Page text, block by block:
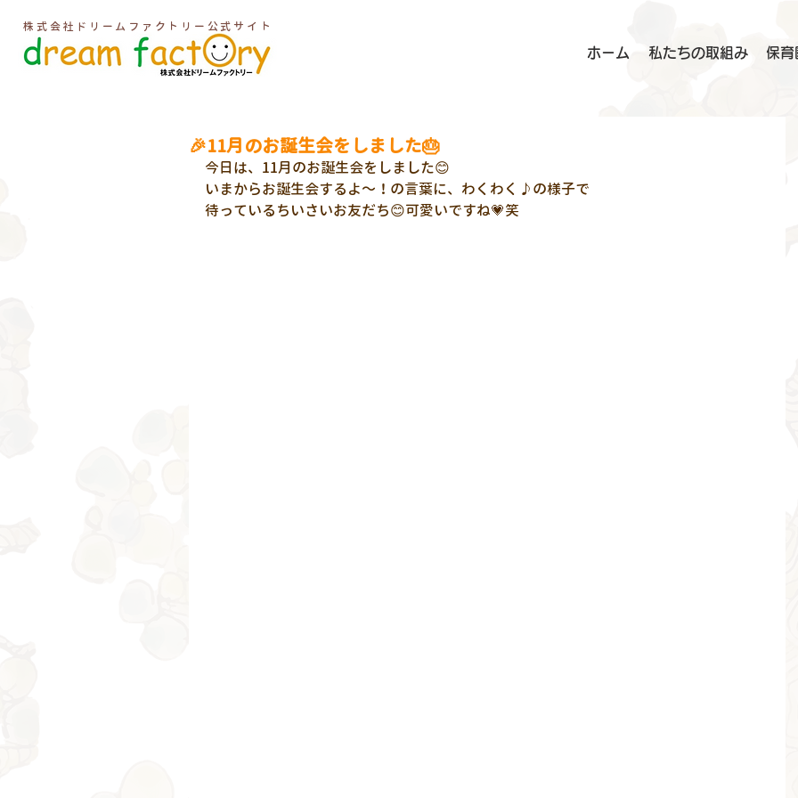
株式会社ドリームファクトリー公式サイト
ホーム 私たちの取組み 保育
🎉11月のお誕生会をしました🎂
今日は、11月のお誕生会をしました😊
いまからお誕生会するよ～！の言葉に、わくわく♪の様子で
待っているちいさいお友だち😊可愛いですね💗笑